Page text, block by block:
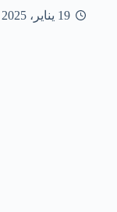
19 يناير، 2025